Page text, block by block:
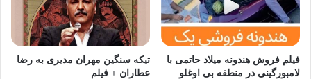
فیلم فروش هندونه میلاد حاتمی با
لامبورگینی در منطقه بی اوغلو
تیکه سنگین مهران مدیری به رضا
عطاران + فیلم